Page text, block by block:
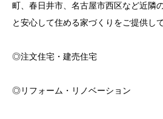
町、春日井市、名古屋市西区など近隣
と安心して住める家づくりをご提供し
◎注文住宅・建売住宅
◎リフォーム・リノベーション